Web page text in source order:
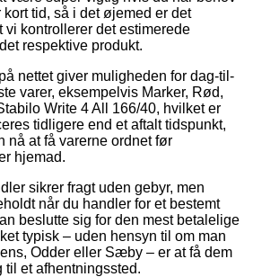
tid, så i det øjemed er det
kontrollerer det estimerede
respektive produkt.
nettet giver muligheden for dag-til-
varer, eksempelvis Marker, Rød,
Write 4 All 166/40, hvilket er
tidligere end et aftalt tidspunkt,
nå at få varerne ordnet før
hjemad.
sikrer fragt uden gebyr, men
når du handler for et bestemt
beslutte sig for den mest betalelige
typisk – uden hensyn til om man
Odder eller Sæby – er at få dem
et afhentningssted.